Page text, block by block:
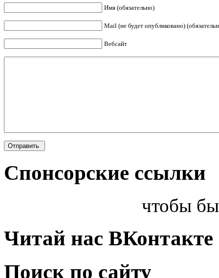
Имя (обязательно)
Mail (не будет опубликовано)
Вебсайт
Спонсорские ссылки
чтобы
Читай нас ВКонтакте
Поиск по сайту